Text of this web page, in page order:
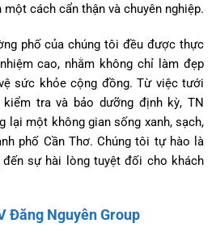
cách cẩn thận và chuyên nghiệp.
phố của chúng tôi đều được thực
cao, nhằm không chỉ làm đẹp
sức khỏe cộng đồng. Từ việc tưới
kiểm tra và bảo dưỡng định kỳ, TN
lại một không gian sống xanh, sạch,
phố Cần Thơ. Chúng tôi tự hào là
sự hài lòng tuyệt đối cho khách
Đăng Nguyên Group